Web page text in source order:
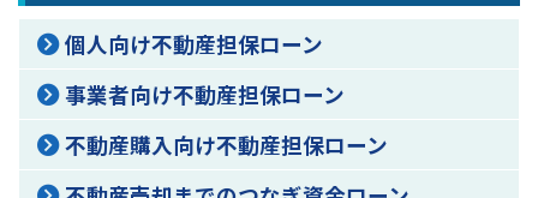
個人向け不動産担保ローン
事業者向け不動産担保ローン
不動産購入向け不動産担保ローン